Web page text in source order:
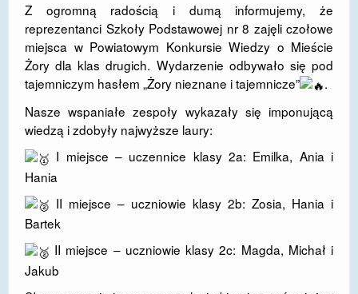
Z ogromną radością i dumą informujemy, że
reprezentanci Szkoły Podstawowej nr 8 zajęli czołowe
miejsca w Powiatowym Konkursie Wiedzy o Mieście
Żory dla klas drugich. Wydarzenie odbywało się pod
tajemniczym hasłem „Żory nieznane i tajemnicze”
.
​Nasze wspaniałe zespoły wykazały się imponującą
wiedzą i zdobyły najwyższe laury:
I miejsce – uczennice klasy 2a: Emilka, Ania i
Hania
II miejsce – uczniowie klasy 2b: Zosia, Hania i
Bartek
II miejsce – uczniowie klasy 2c: Magda, Michał i
Jakub